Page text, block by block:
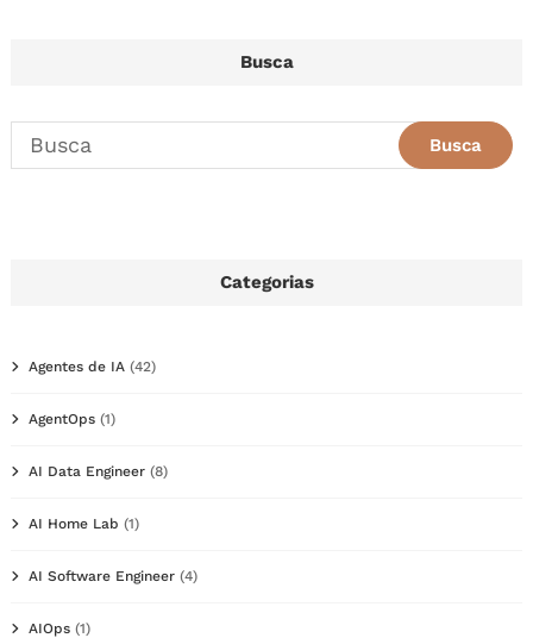
Busca
Categorias
Agentes de IA (42)
AgentOps (1)
AI Data Engineer (8)
AI Home Lab (1)
AI Software Engineer (4)
AIOps (1)